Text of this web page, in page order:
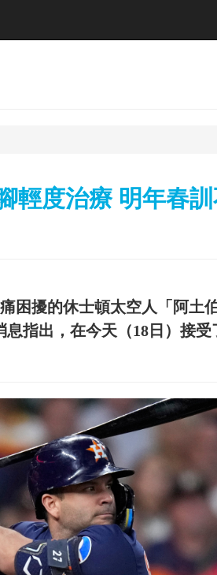
輕度治療 明年春
困擾的休士頓太空人「阿土
指出，在今天（18日）接